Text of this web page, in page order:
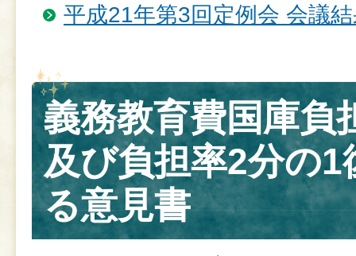
平成21年第3回定例会 会議
義務教育費国庫負
及び負担率2分の1
る意見書